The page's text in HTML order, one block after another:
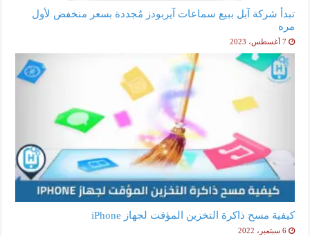
تبدأ شركة آبل ببيع سماعات آيربودز مُجددة بسعر منخفض لأول
مره
7 أغسطس، 2023
كيفية مسح ذاكرة التخزين المؤقت لجهاز iPhone
6 سبتمبر، 2022